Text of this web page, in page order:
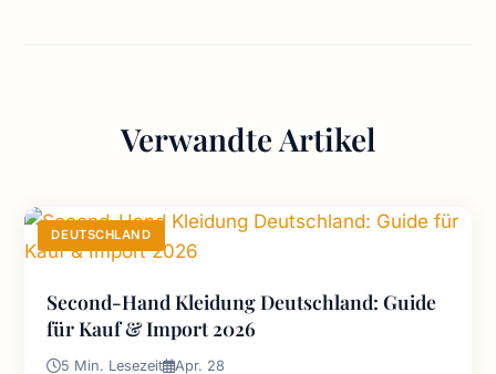
Verwandte Artikel
DEUTSCHLAND
Second-Hand Kleidung Deutschland: Guide
für Kauf & Import 2026
5 Min. Lesezeit Apr. 28